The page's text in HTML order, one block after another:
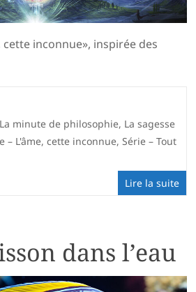
cette inconnue», inspirée des
La minute de philosophie, La sagesse
– L'âme, cette inconnue,Série – Tout
Lire la suite
dans l’eau